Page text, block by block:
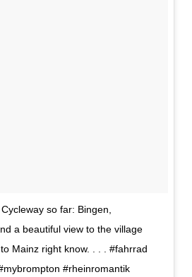
so far: Bingen,
a beautiful view to the village
Mainz right know. . . . #fahrrad
#rheinromantik